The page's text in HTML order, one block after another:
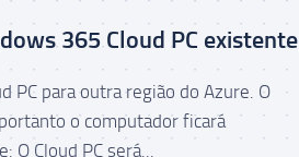
365 Cloud PC existente
PC para outra região do Azure. O
o computador ficará
O Cloud PC será...